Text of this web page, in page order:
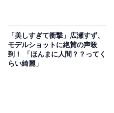
「美しすぎて衝撃」広瀬すず、
モデルショットに絶賛の声殺
到！ 「ほんまに人間？？ってく
らい綺麗」